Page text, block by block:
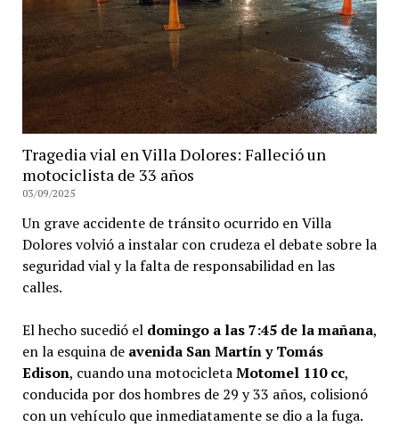
Tragedia vial en Villa Dolores: Falleció un
motociclista de 33 años
03/09/2025
Un grave accidente de tránsito ocurrido en Villa
Dolores volvió a instalar con crudeza el debate sobre la
seguridad vial y la falta de responsabilidad en las
calles.
El hecho sucedió el domingo a las 7:45 de la mañana,
en la esquina de avenida San Martín y Tomás
Edison, cuando una motocicletaMotomel 110 cc,
conducida por dos hombres de 29 y 33 años, colisionó
con un vehículo que inmediatamente se dio a la fuga.